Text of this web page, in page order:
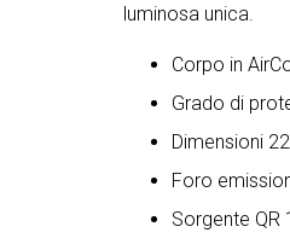
luminosa unica.
Corpo in
Grado di
Dimensioni
Foro
Sorgente QR